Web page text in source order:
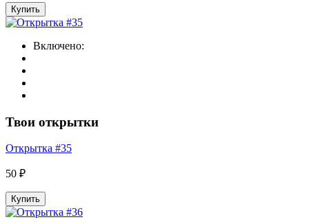
Купить
Включено:
Твои открытки
Открытка #35
50 ₽
Купить